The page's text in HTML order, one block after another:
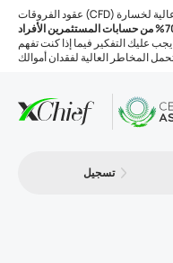
عقود الفروقات (CFD) هي أدوات مالية معقدة وتنطوي على مخاطر عالية لخسارة
تخسر 70.6% من حسابات المستثمرين الأفراد
يجب عليك التفكير فيما إذا كنت تفهم
تسجيل